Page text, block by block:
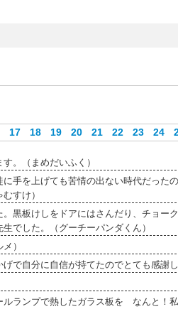
17 18 19 20 21 22 23 24
。（まめだいふく）
手を上げても苦情の出ない時代だった
すけ）
黒板けしをドアにはさんだり、チョー
でした。（グーチーパンダくん）
）
で自分に自信が持てたのでとても感謝し
ランプで熱したガラス板を なんと！